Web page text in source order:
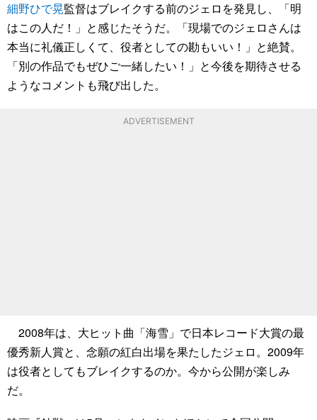
細野ひで晃監督はブレイクする前のジェロを発見し、「明
はこの人だ！」と感じたそうだ。「現場でのジェロさんは
本当に礼儀正しくて、役者としての勘もいい！」と絶賛。
「別の作品でもぜひご一緒したい！」と今後を期待させる
ようなコメントも飛び出した。
ADVERTISEMENT
2008年は、大ヒット曲「海雪」で日本レコード大賞の最
優秀新人賞と、念願の紅白出場を果たしたジェロ。2009年
は役者としてもブレイクするのか。今から公開が楽しみ
だ。